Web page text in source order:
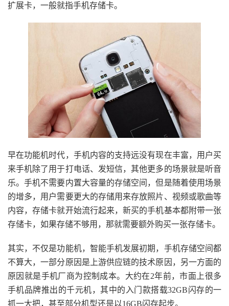
扩展卡，一般就指手机存储卡。
早在功能机时代，手机内容的支持远没有现在丰富，用户买
来手机除了用于打电话、发短信，其他更多的场景就是听音
乐。手机不需要内置大容量的存储空间，但是随着使用场景
的增多，用户需要更大的存储用来存放照片、视频或歌曲等
内容，存储卡就开始流行起来，新买的手机基本都附带一张
存储卡，如果存储不够用，那就需要额外购买一张存储卡。
其实，不仅是功能机，智能手机发展初期，手机存储空间都
不算大，一部分原因是上游供应链的技术原因，另一方面的
原因就是手机厂商为控制成本。大约在2年前，市面上很多
手机品牌推出的千元机，其中的入门款搭载32GB闪存的一
抓一大把，甚至部分机型还是以16GB闪存起步。